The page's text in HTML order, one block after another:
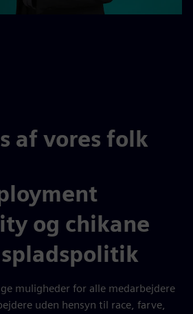
af vores folk
og chikane
muligheder for alle medarbejdere
uden hensyn til race, farve,